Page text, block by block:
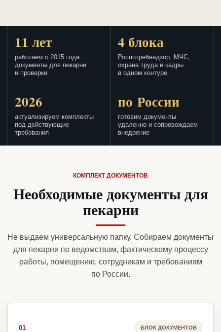
11 лет
работаем с 2015 года:
документы для пекарни
и проверки
4 блока
Роспотребнадзор, МЧС,
охрана труда и кадры
в одном контуре
2026
актуализируем комплекты
под действующие
требования
по России
готовим документы
удаленно и сопровождаем
внедрение
КОМПЛЕКТ ДОКУМЕНТОВ
Необходимые документы для
пекарни
Не выдаем универсальную папку. Собираем документы
для пекарни по ведомствам, фактическому процессу
работы, помещению, сотрудникам и требованиям
по России.
01 БЛОК ДОКУМЕНТОВ